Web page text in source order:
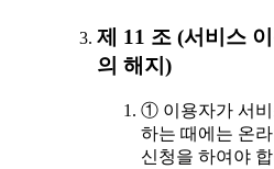
제 11 조 (서비스
의 해지)
① 이용자가 서
하는 때에는 온
신청을 하여야